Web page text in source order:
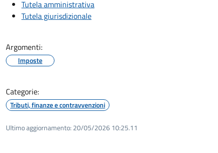
Tutela amministrativa
Tutela giurisdizionale
Argomenti:
Imposte
Categorie:
Tributi, finanze e contravvenzioni
Ultimo aggiornamento: 20/05/2026 10:25.11